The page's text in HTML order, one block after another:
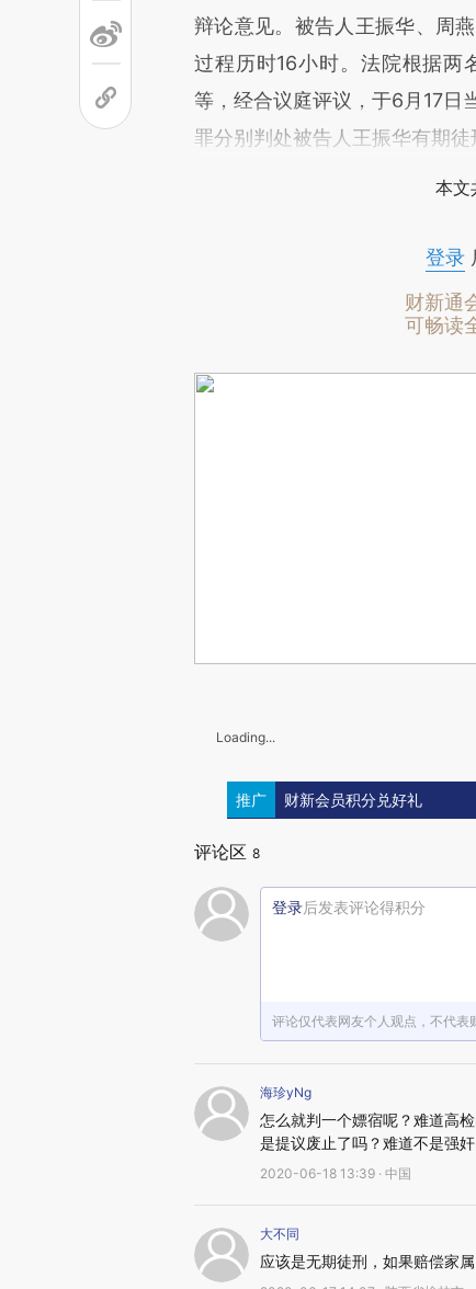
辩论意见。被告人王振华、周
过程历时16小时。法院根据两
等，经合议庭评议，于6月17日
罪分别判处被告人王振华有期
本文
登录
财新通
可畅读
Loading...
推广 财新会员积分兑好礼
评论区 8
登录后发表评论得积分
评论仅代表网友个人观点，不代表
海珍yNg
怎么就判一个嫖宿呢？难道高
是提议废止了吗？难道不是强
2020-06-18 13:39 · 中国
大不同
应该是无期徒刑，如果赔偿家